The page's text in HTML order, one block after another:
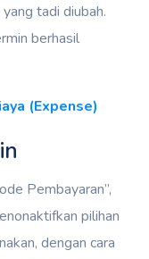
tadi diubah.
berhasil
(Expense)
Pembayaran”,
pilihan
dengan cara